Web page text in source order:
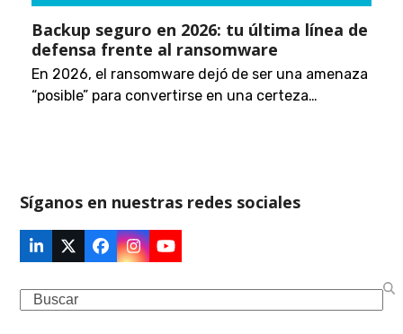
Backup seguro en 2026: tu última línea de
defensa frente al ransomware
En 2026, el ransomware dejó de ser una amenaza
“posible” para convertirse en una certeza…
Síganos en nuestras redes sociales
LinkedIn
Twitter
(deprecated)
Facebook
Instagram
YouTube
Search